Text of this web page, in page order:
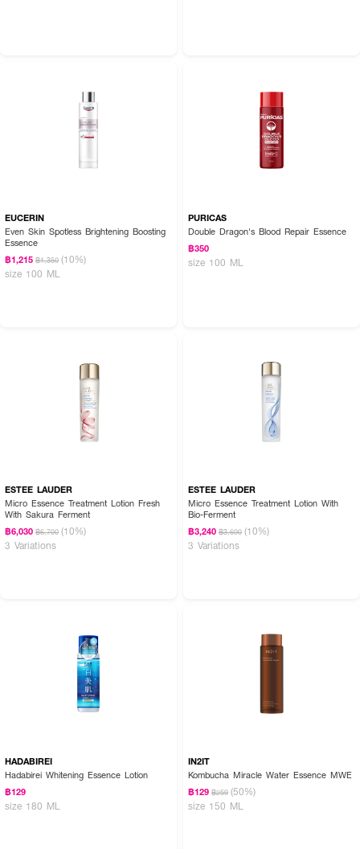
EUCERIN
Even Skin Spotless Brightening Boosting
Essence
฿1,215 ฿1,350 (10%)
size 100 ML
PURICAS
Double Dragon's Blood Repair Essence
฿350
size 100 ML
ESTEE LAUDER
Micro Essence Treatment Lotion Fresh
With Sakura Ferment
฿6,030 ฿6,700 (10%)
3 Variations
ESTEE LAUDER
Micro Essence Treatment Lotion With
Bio-Ferment
฿3,240 ฿3,600 (10%)
3 Variations
HADABIREI
Hadabirei Whitening Essence Lotion
฿129
size 180 ML
IN2IT
Kombucha Miracle Water Essence MWE
฿129 ฿259 (50%)
size 150 ML